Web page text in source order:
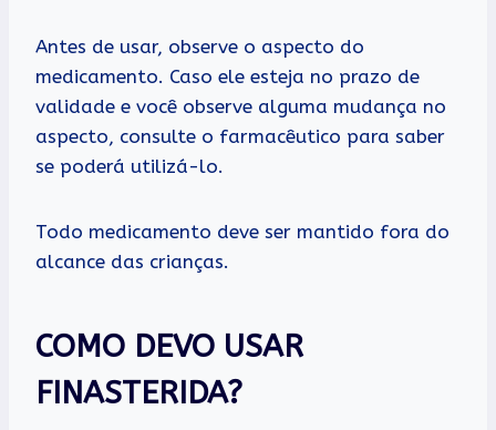
Antes de usar, observe o aspecto do
medicamento. Caso ele esteja no prazo de
validade e você observe alguma mudança no
aspecto, consulte o farmacêutico para saber
se poderá utilizá-lo.
Todo medicamento deve ser mantido fora do
alcance das crianças.
COMO DEVO USAR
FINASTERIDA?